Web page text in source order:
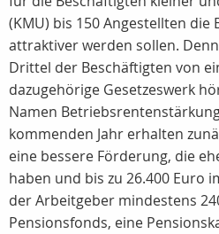
(KMU) bis 150 Angestellten die
attraktiver werden sollen.
Drittel der Beschäftigten von
dazugehörige Gesetzeswerk
Namen
kommenden Jahr erhalten
eine bessere Förderung, die
haben und bis zu 26.400 Euro
der Arbeitgeber mindestens
Pensionsfonds, eine